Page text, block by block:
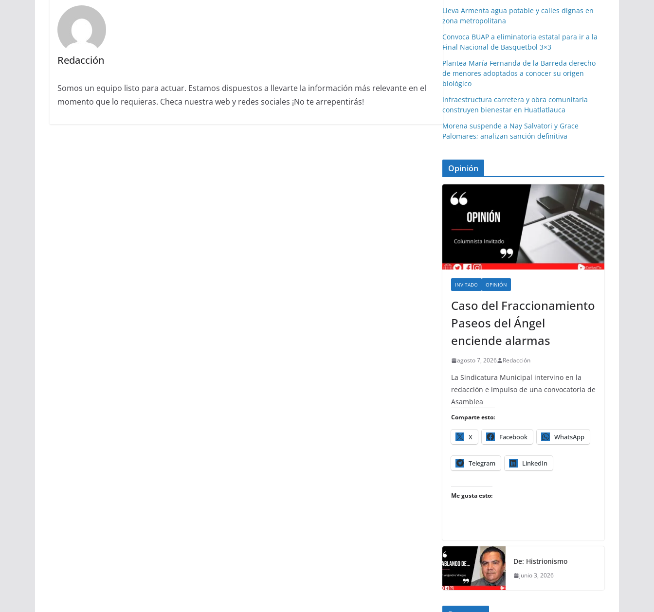
Redacción
Somos un equipo listo para actuar. Estamos dispuestos a llevarte la información más relevante en el
momento que lo requieras. Checa nuestra web y redes sociales ¡No te arrepentirás!
Lleva Armenta agua potable y calles dignas en
zona metropolitana
Convoca BUAP a eliminatoria estatal para ir a la
Final Nacional de Basquetbol 3×3
Plantea María Fernanda de la Barreda derecho
de menores adoptados a conocer su origen
biológico
Infraestructura carretera y obra comunitaria
construyen bienestar en Huatlatlauca
Morena suspende a Nay Salvatori y Grace
Palomares; analizan sanción definitiva
Opinión
INVITADO OPINIÓN
Caso del Fraccionamiento
Paseos del Ángel
enciende alarmas
agosto 7, 2026 Redacción
La Sindicatura Municipal intervino en la
redacción e impulso de una convocatoria de
Asamblea
Comparte esto:
X Facebook WhatsApp
Telegram LinkedIn
Me gusta esto:
De: Histrionismo
junio 3, 2026